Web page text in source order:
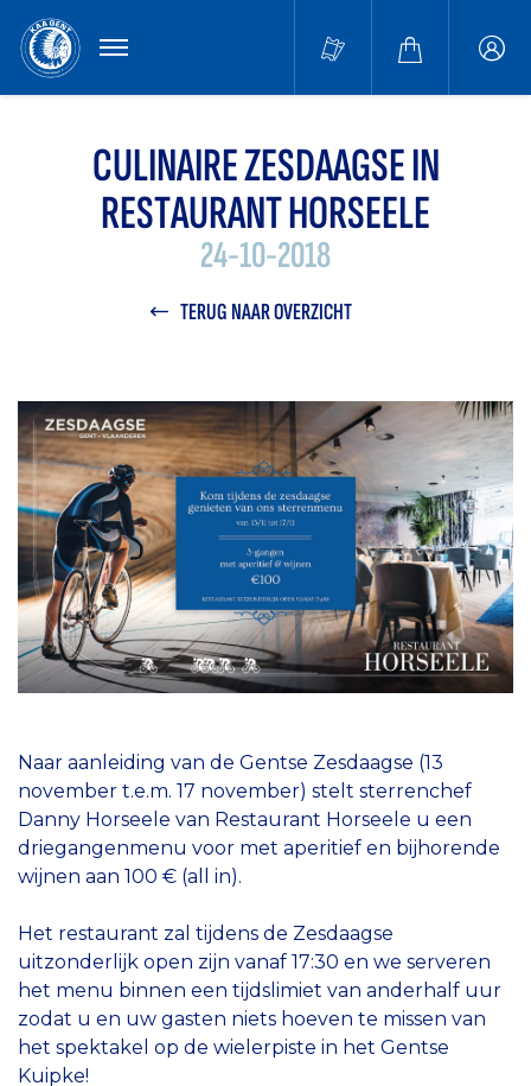
MENU
CULINAIRE ZESDAAGSE IN
RESTAURANT HORSEELE
24-10-2018
TERUG NAAR OVERZICHT
Naar aanleiding van de Gentse Zesdaagse (13
november t.e.m. 17 november) stelt sterrenchef
Danny Horseele van Restaurant Horseele u een
driegangenmenu voor met aperitief en bijhorende
wijnen aan 100 € (all in).
Het restaurant zal tijdens de Zesdaagse
uitzonderlijk open zijn vanaf 17:30 en we serveren
het menu binnen een tijdslimiet van anderhalf uur
zodat u en uw gasten niets hoeven te missen van
het spektakel op de wielerpiste in het Gentse
Kuipke!